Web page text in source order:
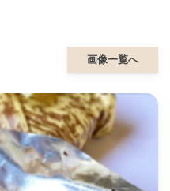
画像一覧へ